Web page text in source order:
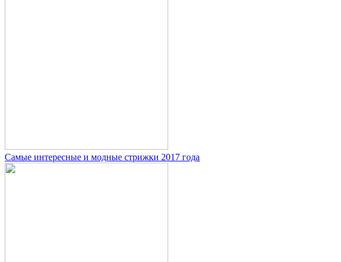
Самые интересные и модные стрижки 2017 года